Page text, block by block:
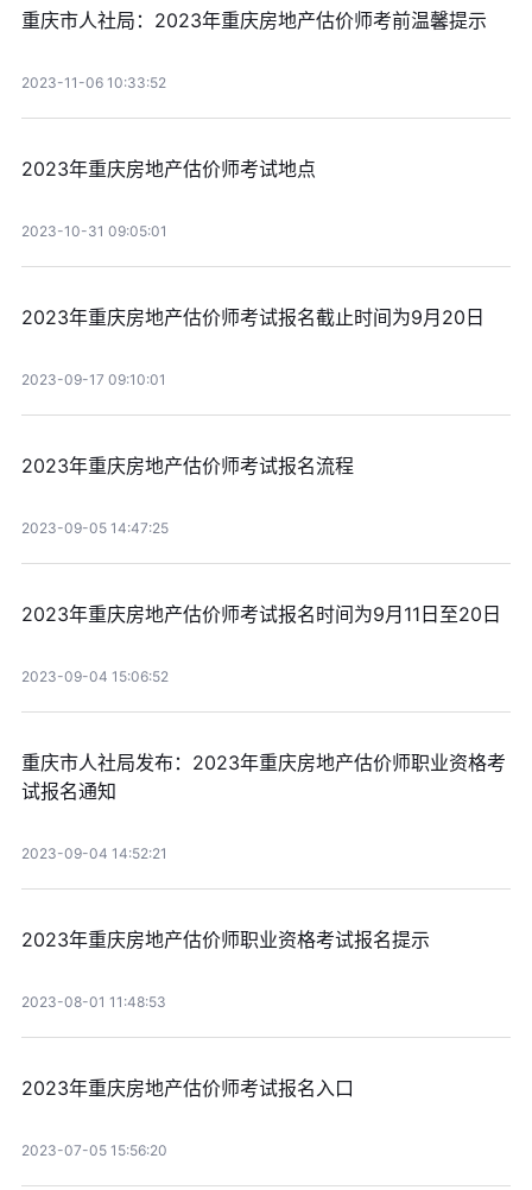
重庆市人社局：2023年重庆房地产估价师考前温馨提示
2023-11-06 10:33:52
2023年重庆房地产估价师考试地点
2023-10-31 09:05:01
2023年重庆房地产估价师考试报名截止时间为9月20日
2023-09-17 09:10:01
2023年重庆房地产估价师考试报名流程
2023-09-05 14:47:25
2023年重庆房地产估价师考试报名时间为9月11日至20日
2023-09-04 15:06:52
重庆市人社局发布：2023年重庆房地产估价师职业资格考
试报名通知
2023-09-04 14:52:21
2023年重庆房地产估价师职业资格考试报名提示
2023-08-01 11:48:53
2023年重庆房地产估价师考试报名入口
2023-07-05 15:56:20